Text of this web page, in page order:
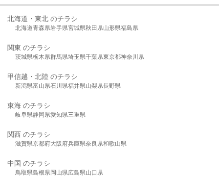
北海道・東北 のチラシ
北海道青森県岩手県宮城県秋田県山形県福島県
関東 のチラシ
茨城県栃木県群馬県埼玉県千葉県東京都神奈川県
甲信越・北陸 のチラシ
新潟県富山県石川県福井県山梨県長野県
東海 のチラシ
岐阜県静岡県愛知県三重県
関西 のチラシ
滋賀県京都府大阪府兵庫県奈良県和歌山県
中国 のチラシ
鳥取県島根県岡山県広島県山口県